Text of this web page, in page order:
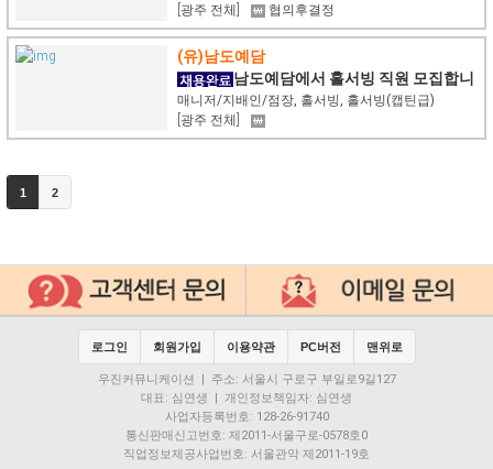
[광주 전체]
협의후결정
(유)남도예담
남도예담에서 홀서빙 직원 모집합니
다.
매니저/지배인/점장, 홀서빙, 홀서빙(캡틴급)
[광주 전체]
1 2
로그인 회원가입 이용약관 PC버전 맨위로
우진커뮤니케이션 | 주소: 서울시 구로구 부일로9길127
대표: 심연생 | 개인정보책임자: 심연생
사업자등록번호: 128-26-91740
통신판매신고번호: 제2011-서울구로-0578호0
직업정보제공사업번호: 서울관악 제2011-19호